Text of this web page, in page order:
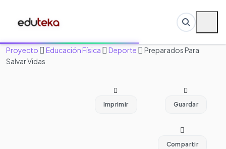
Proyecto Educación Física Deporte
Preparados Para
Salvar Vidas
Imprimir Guardar
Compartir